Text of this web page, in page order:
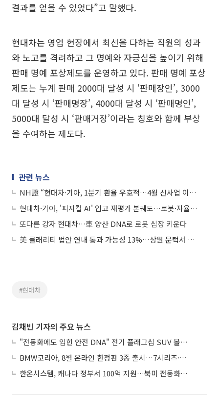
결과를 얻을 수 있었다”고 말했다.
현대차는 영업 현장에서 최선을 다하는 직원의 성과
와 노고를 격려하고 그 명예와 자긍심을 높이기 위해
판매 명예 포상제도를 운영하고 있다. 판매 명예 포상
제도는 누계 판매 2000대 달성 시 ‘판매장인’, 3000
대 달성 시 ‘판매명장’, 4000대 달성 시 ‘판매명인’,
5000대 달성 시 ‘판매거장’이라는 칭호와 함께 부상
을 수여하는 제도다.
관련 뉴스
NH證 “현대차·기아, 1분기 환율 우호적…4월 신사업 이벤트도 주목”
현대차·기아, '피지컬 AI' 입고 재평가 본궤도…로봇·자율주행이 성장 견인
또다른 강자 현대차…車 양산 DNA로 로봇 심장 키운다
美 클래리티 법안 연내 통과 가능성 13%…상원 문턱서 제동
#현대차
김채빈 기자의 주요 뉴스
"전동화에도 입힌 안전 DNA" 전기 플래그십 SUV 볼보 'EX90'
BMW코리아, 8월 온라인 한정판 3종 출시…7시리즈·X7·M340i 투어링
한온시스템, 캐나다 정부서 100억 지원…북미 전동화 시장 가속